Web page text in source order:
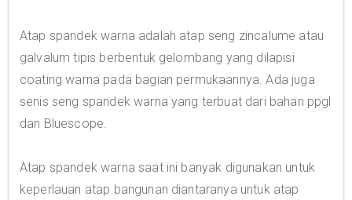
Atap spandek warna adalah atap seng zincalume atau
galvalum tipis berbentuk gelombang yang dilapisi
coating warna pada bagian permukaannya. Ada juga
senis seng spandek warna yang terbuat dari bahan ppgl
dan Bluescope.
Atap spandek warna saat ini banyak digunakan untuk
keperlauan atap bangunan diantaranya untuk atap